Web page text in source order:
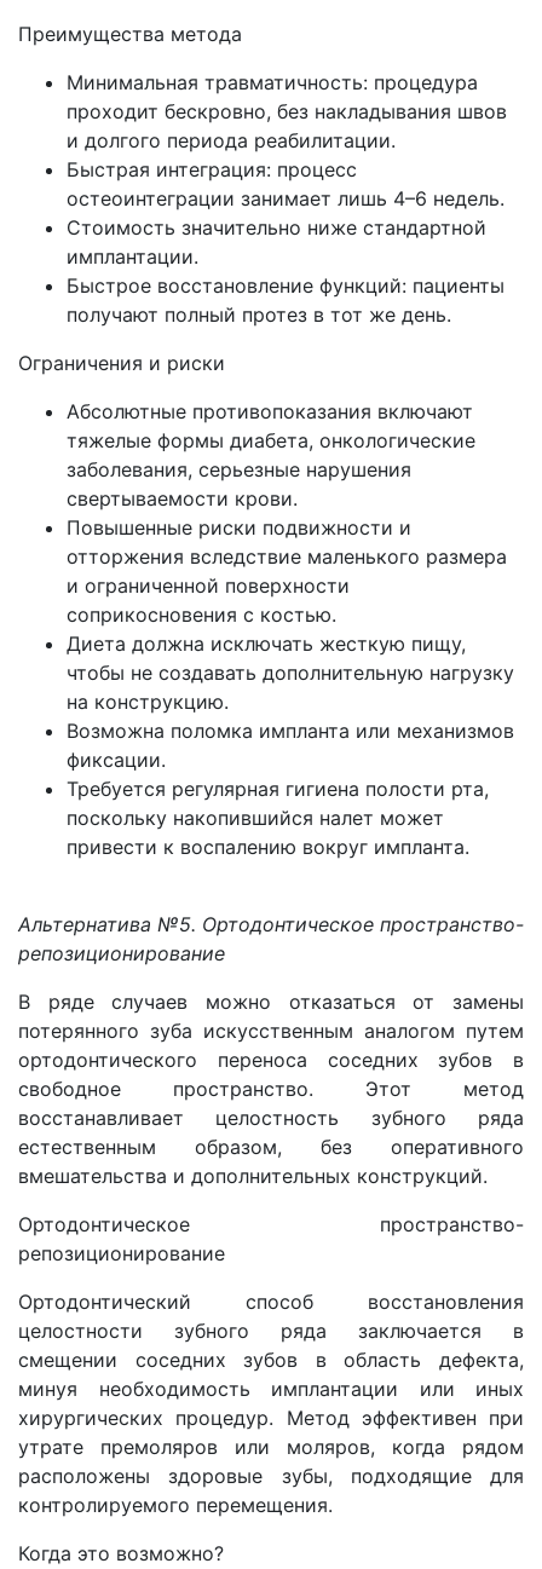
Преимущества метода
Минимальная травматичность: процедура
проходит бескровно, без накладывания швов
и долгого периода реабилитации.
Быстрая интеграция: процесс
остеоинтеграции занимает лишь 4–6 недель.
Стоимость значительно ниже стандартной
имплантации.
Быстрое восстановление функций: пациенты
получают полный протез в тот же день.
Ограничения и риски
Абсолютные противопоказания включают
тяжелые формы диабета, онкологические
заболевания, серьезные нарушения
свертываемости крови.
Повышенные риски подвижности и
отторжения вследствие маленького размера
и ограниченной поверхности
соприкосновения с костью.
Диета должна исключать жесткую пищу,
чтобы не создавать дополнительную нагрузку
на конструкцию.
Возможна поломка импланта или механизмов
фиксации.
Требуется регулярная гигиена полости рта,
поскольку накопившийся налет может
привести к воспалению вокруг импланта.
Альтернатива №5. Ортодонтическое пространство-
репозиционирование
В ряде случаев можно отказаться от замены
потерянного зуба искусственным аналогом путем
ортодонтического переноса соседних зубов в
свободное пространство. Этот метод
восстанавливает целостность зубного ряда
естественным образом, без оперативного
вмешательства и дополнительных конструкций.
Ортодонтическое пространство-
репозиционирование
Ортодонтический способ восстановления
целостности зубного ряда заключается в
смещении соседних зубов в область дефекта,
минуя необходимость имплантации или иных
хирургических процедур. Метод эффективен при
утрате премоляров или моляров, когда рядом
расположены здоровые зубы, подходящие для
контролируемого перемещения.
Когда это возможно?